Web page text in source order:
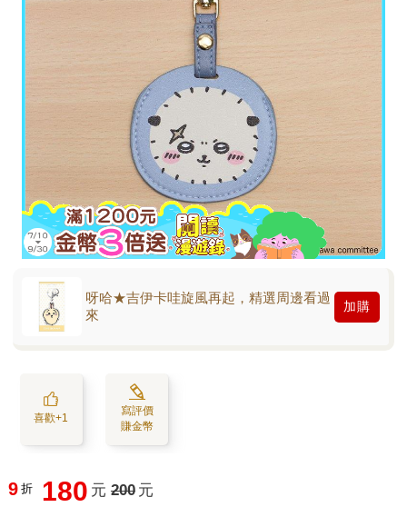
呀哈★吉伊卡哇旋風再起，精選周邊看過
來
加購
喜歡+1
寫評價
賺金幣
9 折 180 元 200 元